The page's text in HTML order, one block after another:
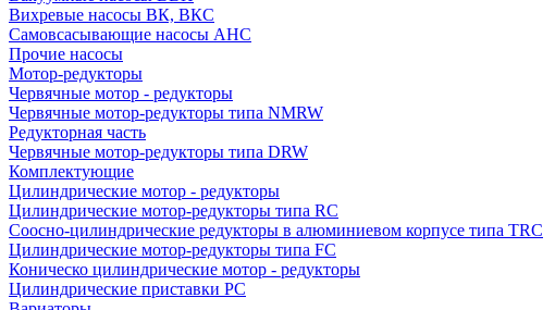
Вихревые насосы ВК, ВКС
Самовсасывающие насосы АНС
Прочие насосы
Мотор-редукторы
Червячные мотор - редукторы
Червячные мотор-редукторы типа NMRW
Редукторная часть
Червячные мотор-редукторы типа DRW
Комплектующие
Цилиндрические мотор - редукторы
Цилиндрические мотор-редукторы типа RC
Соосно-цилиндрические редукторы в алюминиевом корпусе типа TRC
Цилиндрические мотор-редукторы типа FC
Коническо цилиндрические мотор - редукторы
Цилиндрические приставки PC